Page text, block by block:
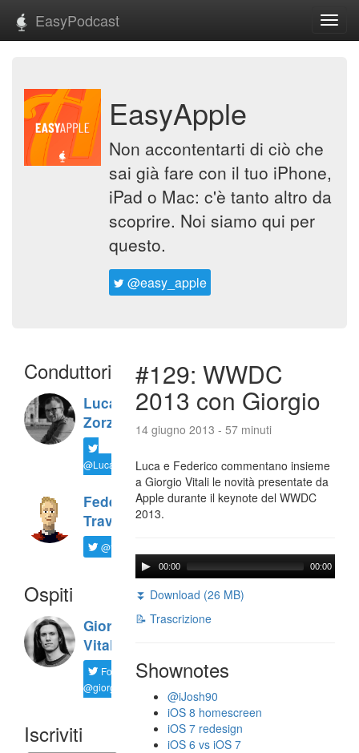
EasyPodcast
EasyApple
Non accontentarti di ciò che
sai già fare con il tuo iPhone,
iPad o Mac: c'è tanto altro da
scoprire. Noi siamo qui per
questo.
@easy_apple
Conduttori
Luca
Zorzi
@LucaTNT
Federico
Travaini
@ftrava
Ospiti
Giorgio
Vitali
Follow
@giorgio__vit
Iscriviti
#129: WWDC
2013 con Giorgio
14 giugno 2013 - 57 minuti
Luca e Federico commentano insieme
a Giorgio Vitali le novità presentate da
Apple durante il keynote del WWDC
2013.
00:00 00:00
⏬ Download (26 MB)
📝 Trascrizione
Shownotes
@iJosh90
iOS 8 homescreen
iOS 7 redesign
iOS 6 vs iOS 7